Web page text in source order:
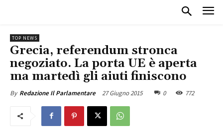
TOP NEWS
Grecia, referendum stronca
negoziato. La porta UE è aperta
ma martedì gli aiuti finiscono
By Redazione Il Parlamentare 27 Giugno 2015 0 772